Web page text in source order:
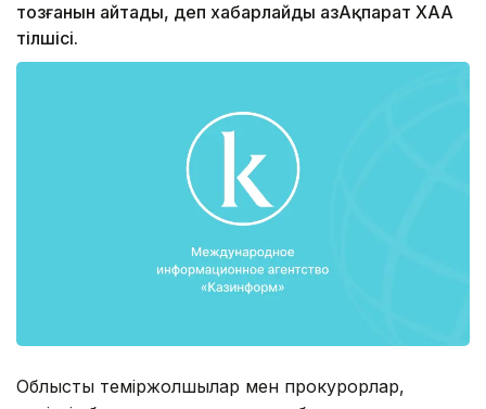
тозғанын айтады, деп хабарлайды ҚазАқпарат ХАА
тілшісі.
Облыстық теміржолшылар мен прокурорлар,